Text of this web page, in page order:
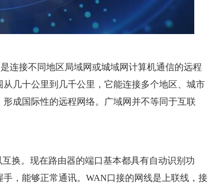
接不同地区局域网或城域网计算机通信的远程
几十公里到几千公里，它能连接多个地区、城市
成国际性的远程网络。广域网并不等同于互联
。现在路由器的端口基本都具有自动识别功
，能够正常通讯。WAN口接的网线是上联线，接